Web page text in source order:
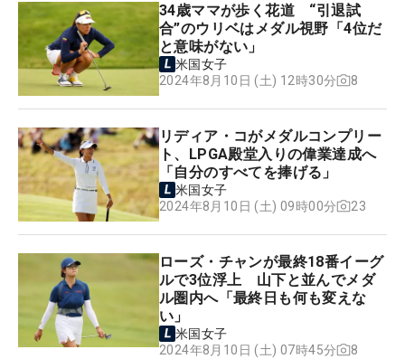
34歳ママが歩く花道 “引退試
合”のウリベはメダル視野「4位だ
と意味がない」
米国女子
2024年8月10日 (土) 12時30分
8
リディア・コがメダルコンプリー
ト、LPGA殿堂入りの偉業達成へ
「自分のすべてを捧げる」
米国女子
2024年8月10日 (土) 09時00分
23
ローズ・チャンが最終18番イーグ
ルで3位浮上 山下と並んでメダ
ル圏内へ「最終日も何も変えな
い」
米国女子
2024年8月10日 (土) 07時45分
8